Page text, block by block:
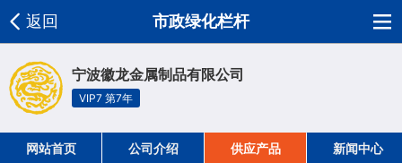
返回 市政绿化栏杆
宁波徽龙金属制品有限公司
VIP7 第7年
网站首页 公司介绍 供应产品 新闻中心